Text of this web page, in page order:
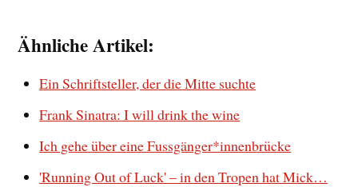
Ähnliche Artikel:
Ein Schriftsteller, der die Mitte suchte
Frank Sinatra: I will drink the wine
Ich gehe über eine Fussgänger*innenbrücke
'Running Out of Luck' – in den Tropen hat Mick…